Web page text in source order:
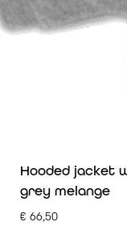
Hooded jacket
grey melange
€ 66,50